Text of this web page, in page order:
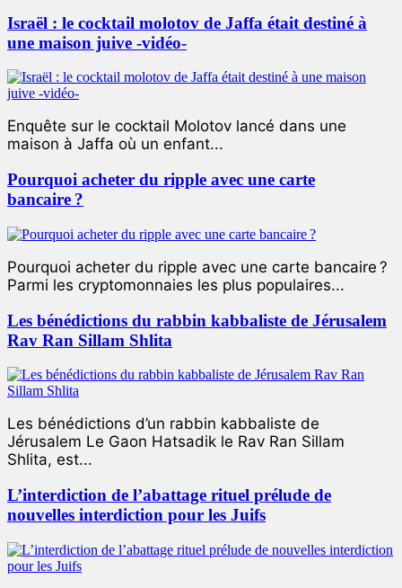
Israël : le cocktail molotov de Jaffa était destiné à
une maison juive -vidéo-
Enquête sur le cocktail Molotov lancé dans une
maison à Jaffa où un enfant...
Pourquoi acheter du ripple avec une carte
bancaire ?
Pourquoi acheter du ripple avec une carte bancaire ?
Parmi les cryptomonnaies les plus populaires...
Les bénédictions du rabbin kabbaliste de Jérusalem
Rav Ran Sillam Shlita
Les bénédictions d’un rabbin kabbaliste de
Jérusalem Le Gaon Hatsadik le Rav Ran Sillam
Shlita, est...
L’interdiction de l’abattage rituel prélude de
nouvelles interdiction pour les Juifs